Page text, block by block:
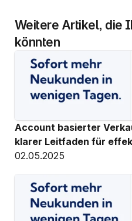
Weitere Artikel, die
könnten
Account basierter
klarer Leitfaden für
02.05.2025